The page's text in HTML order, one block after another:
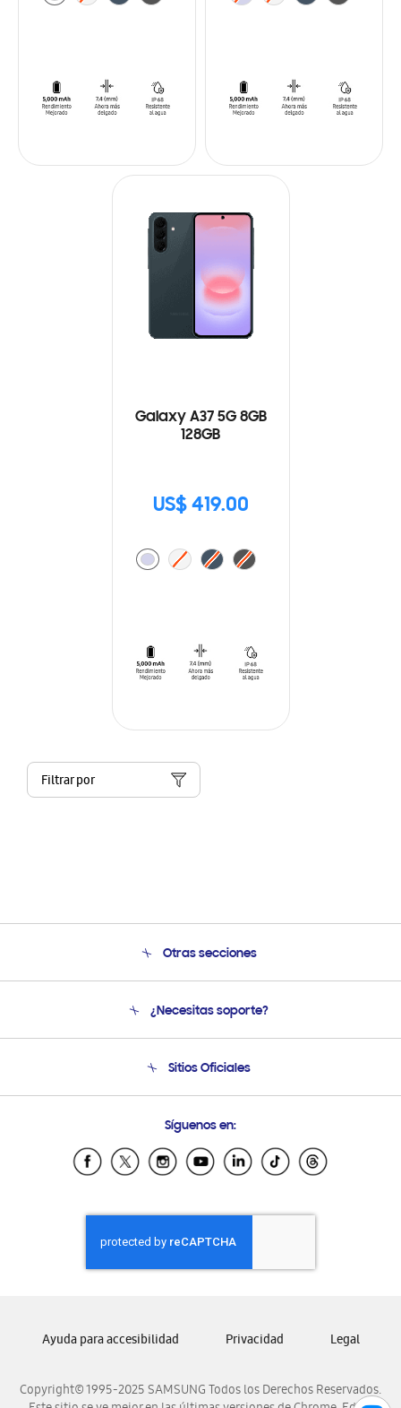
Galaxy A37 5G 8GB
128GB
US$ 419.00
Filtrar por
Otras secciones
Soporte
Condiciones de Compra
¿Necesitas soporte?
Soporte vía eMail
Sitios Oficiales
Samsung Ecuador
Samsung El Salvador
Samsung Honduras
Samsung Nicaragua
Samsung Panamá
Samsung Venezuela
Síguenos en:
Copyright© 1995-2025 SAMSUNG Todos los Derechos Reservados.
Ayuda para accesibilidad Privacidad Legal